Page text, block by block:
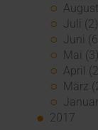
Juli (2)
Juni
Mai (3)
April
März
2017